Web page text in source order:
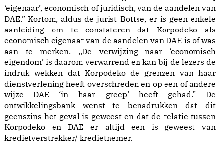
‘eigenaar’, economisch of juridisch, van de aandelen van
DAE.” Kortom, aldus de jurist Bottse, er is geen enkele
aanleiding om te constateren dat Korpodeko als
economisch eigenaar van de aandelen van DAE is of was
aan te merken. ,,De verwijzing naar ‘economisch
eigendom’ is daarom verwarrend en kan bij de lezers de
indruk wekken dat Korpodeko de grenzen van haar
dienstverlening heeft overschreden en op een of andere
wijze DAE ‘in haar greep’ heeft gehad.” De
ontwikkelingsbank wenst te benadrukken dat dit
geenszins het geval is geweest en dat de relatie tussen
Korpodeko en DAE er altijd een is geweest van
kredietverstrekker/ kredietnemer.